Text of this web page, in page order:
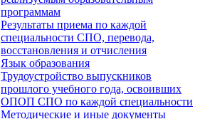
программам
Результаты приема по каждой
специальности СПО, перевода,
восстановления и отчисления
Язык образования
Трудоустройство выпускников
прошлого учебного года, освоивших
ОПОП СПО по каждой специальности
Методические и иные документы